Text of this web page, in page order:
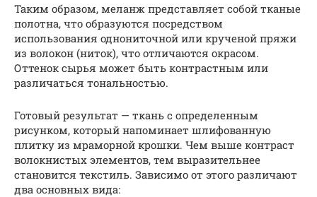
Таким образом, меланж представляет собой тканые
полотна, что образуются посредством
использования однониточной или крученой пряжи
из волокон (ниток), что отличаются окрасом.
Оттенок сырья может быть контрастным или
различаться тональностью.
Готовый результат — ткань с определенным
рисунком, который напоминает шлифованную
плитку из мраморной крошки. Чем выше контраст
волокнистых элементов, тем выразительнее
становится текстиль. Зависимо от этого различают
два основных вида: